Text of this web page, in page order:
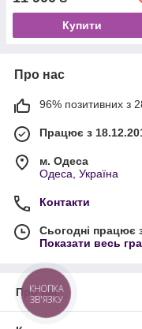
Купити
Про нас
96% позитивних з 28
Працює з
м. Одеса
Одеса, Україна
Контакти
Сьогодні працює
Показати весь
Про нас
КНОПКА
ЗВ'ЯЗКУ